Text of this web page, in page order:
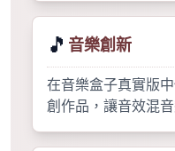
🎵 音樂創新
在音樂盒子真實版
創作品，讓音效混